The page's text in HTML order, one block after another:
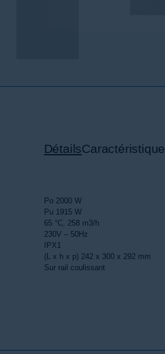
Détails
Po 2000 W
Pu 1915 W
65 °C, 258 m3/h
230V – 50Hz
IPX1
(L x h x p) 242 x 300 x 292 mm
Sur rail coulissant